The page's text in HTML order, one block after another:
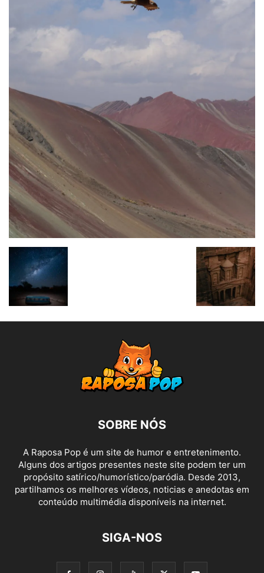
SOBRE NÓS
A Raposa Pop é um site de humor e entretenimento.
Alguns dos artigos presentes neste site podem ter um
propósito satírico/humorístico/paródia. Desde 2013,
partilhamos os melhores vídeos, noticias e anedotas em
conteúdo multimédia disponíveis na internet.
SIGA-NOS